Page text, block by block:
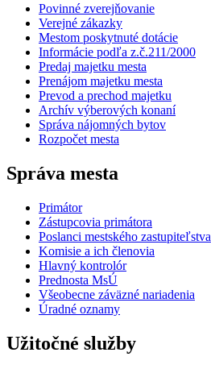
Povinné zverejňovanie
Verejné zákazky
Mestom poskytnuté dotácie
Informácie podľa z.č.211/2000
Predaj majetku mesta
Prenájom majetku mesta
Prevod a prechod majetku
Archív výberových konaní
Správa nájomných bytov
Rozpočet mesta
Správa mesta
Primátor
Zástupcovia primátora
Poslanci mestského zastupiteľstva
Komisie a ich členovia
Hlavný kontrolór
Prednosta MsÚ
Všeobecne záväzné nariadenia
Úradné oznamy
Užitočné služby